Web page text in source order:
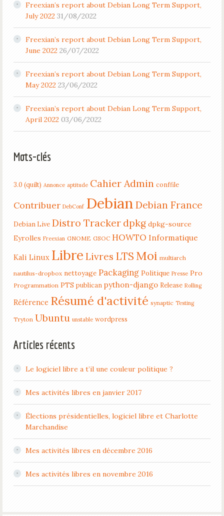
Freexian’s report about Debian Long Term Support,
July 2022 31/08/2022
Freexian’s report about Debian Long Term Support,
June 2022 26/07/2022
Freexian’s report about Debian Long Term Support,
May 2022 23/06/2022
Freexian’s report about Debian Long Term Support,
April 2022 03/06/2022
Mots-clés
3.0 (quilt) Annonce aptitude Cahier Admin conffile
Contribuer DebConf Debian Debian France
Debian Live Distro Tracker dpkg dpkg-source
Eyrolles Freexian GNOME GSOC HOWTO Informatique
Kali Linux Libre Livres LTS Moi multiarch
nautilus-dropbox nettoyage Packaging Politique Presse Pro
Programmation PTS publican python-django Release Rolling
Référence Résumé d'activité synaptic Testing
Tryton Ubuntu unstable wordpress
Articles récents
Le logiciel libre a t’il une couleur politique ?
Mes activités libres en janvier 2017
Élections présidentielles, logiciel libre et Charlotte
Marchandise
Mes activités libres en décembre 2016
Mes activités libres en novembre 2016